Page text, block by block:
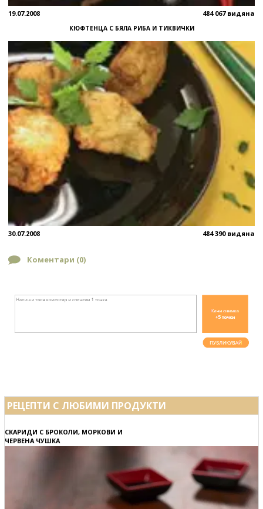
19.07.2008 484 067 видяна
КЮФТЕНЦА С БЯЛА РИБА И ТИКВИЧКИ
30.07.2008 484 390 видяна
Коментари (0)
РЕЦЕПТИ С ЛЮБИМИ ПРОДУКТИ
СКАРИДИ С БРОКОЛИ, МОРКОВИ И
ЧЕРВЕНА ЧУШКА